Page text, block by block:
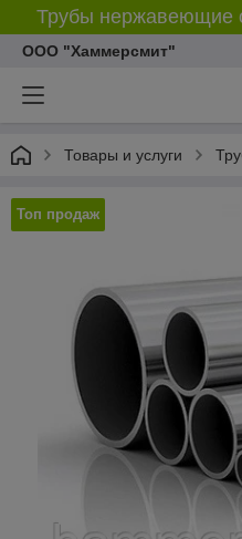
Трубы нержавеющие
ООО "Хаммерсмит"
Товары и услуги
Топ продаж